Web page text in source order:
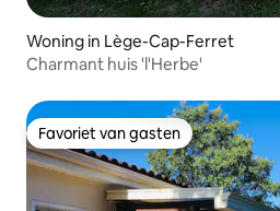
Woning in Lège-Cap-Ferret
Charmant huis 'l'Herbe'
Favoriet van gasten
Favoriet van gasten